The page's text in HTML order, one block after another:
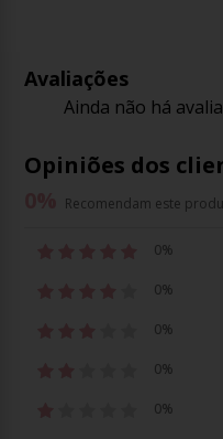
Avaliações
Ainda não há
Opiniões dos
Recomendam este
0%
0%
0%
0%
0%